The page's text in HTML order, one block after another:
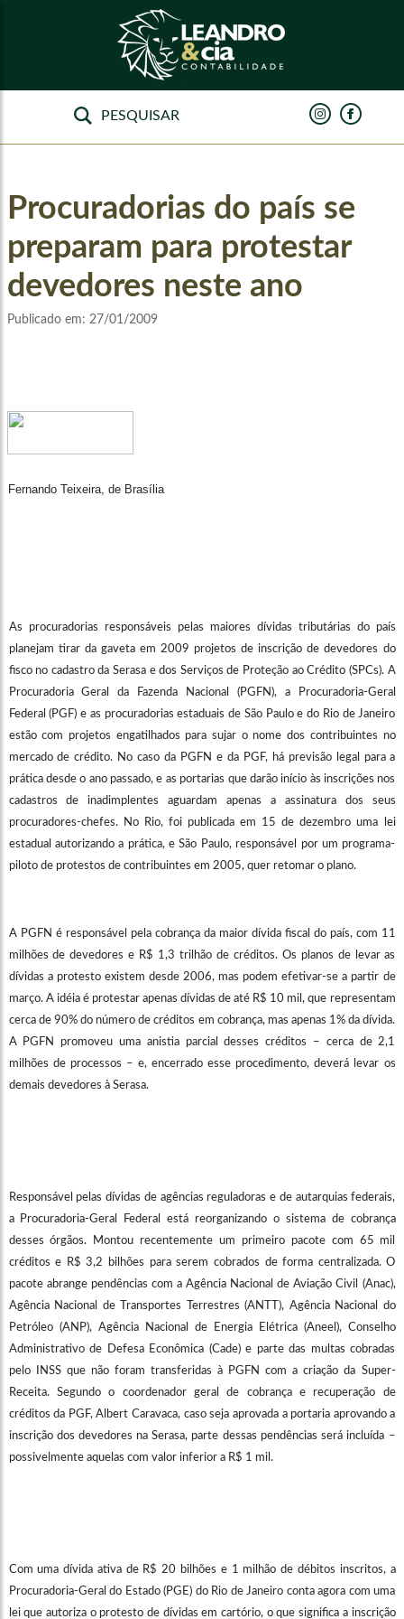
Procuradorias do país se
preparam para protestar
devedores neste ano
Publicado em: 27/01/2009
Fernando Teixeira, de Brasília
As procuradorias responsáveis pelas maiores dívidas tributárias do país
planejam tirar da gaveta em 2009 projetos de inscrição de devedores do
fisco no cadastro da Serasa e dos Serviços de Proteção ao Crédito (SPCs). A
Procuradoria Geral da Fazenda Nacional (PGFN), a Procuradoria-Geral
Federal (PGF) e as procuradorias estaduais de São Paulo e do Rio de Janeiro
estão com projetos engatilhados para sujar o nome dos contribuintes no
mercado de crédito. No caso da PGFN e da PGF, há previsão legal para a
prática desde o ano passado, e as portarias que darão início às inscrições nos
cadastros de inadimplentes aguardam apenas a assinatura dos seus
procuradores-chefes. No Rio, foi publicada em 15 de dezembro uma lei
estadual autorizando a prática, e São Paulo, responsável por um programa-
piloto de protestos de contribuintes em 2005, quer retomar o plano.
A PGFN é responsável pela cobrança da maior dívida fiscal do país, com 11
milhões de devedores e R$ 1,3 trilhão de créditos. Os planos de levar as
dívidas a protesto existem desde 2006, mas podem efetivar-se a partir de
março. A idéia é protestar apenas dívidas de até R$ 10 mil, que representam
cerca de 90% do número de créditos em cobrança, mas apenas 1% da dívida.
A PGFN promoveu uma anistia parcial desses créditos – cerca de 2,1
milhões de processos – e, encerrado esse procedimento, deverá levar os
demais devedores à Serasa.
Responsável pelas dívidas de agências reguladoras e de autarquias federais,
a Procuradoria-Geral Federal está reorganizando o sistema de cobrança
desses órgãos. Montou recentemente um primeiro pacote com 65 mil
créditos e R$ 3,2 bilhões para serem cobrados de forma centralizada. O
pacote abrange pendências com a Agência Nacional de Aviação Civil (Anac),
Agência Nacional de Transportes Terrestres (ANTT), Agência Nacional do
Petróleo (ANP), Agência Nacional de Energia Elétrica (Aneel), Conselho
Administrativo de Defesa Econômica (Cade) e parte das multas cobradas
pelo INSS que não foram transferidas à PGFN com a criação da Super-
Receita. Segundo o coordenador geral de cobrança e recuperação de
créditos da PGF, Albert Caravaca, caso seja aprovada a portaria aprovando a
inscrição dos devedores na Serasa, parte dessas pendências será incluída –
possivelmente aquelas com valor inferior a R$ 1 mil.
Com uma dívida ativa de R$ 20 bilhões e 1 milhão de débitos inscritos, a
Procuradoria-Geral do Estado (PGE) do Rio de Janeiro conta agora com uma
lei que autoriza o protesto de dívidas em cartório, o que significa a inscrição